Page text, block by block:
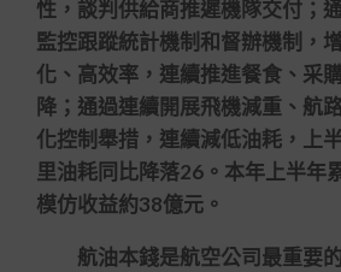
性，談判供給商推遲機隊交付；
監控跟蹤統計機制和督辦機制，
化、高效率，連續推進餐食、采
降；通過連續開展飛機減重、航
化控制舉措，連續減低油耗，上
里油耗同比降落26。本年上半年
模仿收益約38億元。
航油本錢是航空公司最重要的